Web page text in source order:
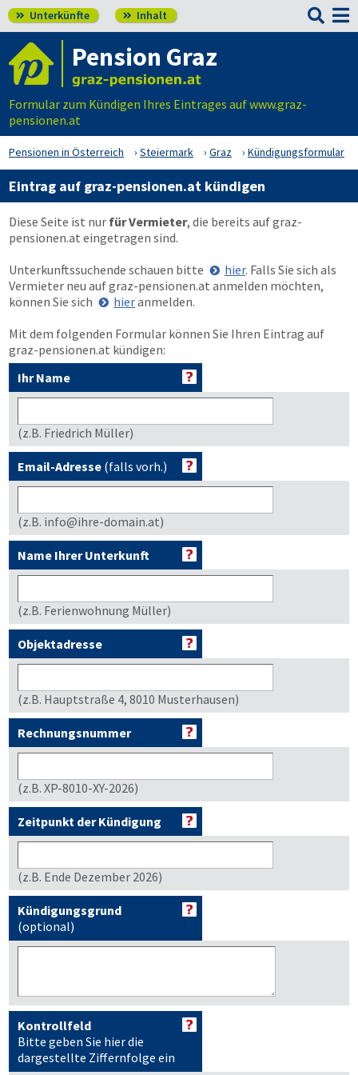
 Unterkünfte  Inhalt 
Pension Graz
Formular zum Kündigen Ihres Eintrages auf www.graz-
pensionen.at
Pensionen in Österreich Steiermark Graz Kündigungsformular
Eintrag auf graz-pensionen.at kündigen
Diese Seite ist nur für Vermieter, die bereits aufgraz-
pensionen.at eingetragen sind.
Unterkunftssuchende schauen bitte
hier. Falls Sie sich als
Vermieter neu aufgraz-pensionen.at anmelden möchten,
können Sie sich
hieranmelden.
Mit dem folgenden Formular können Sie Ihren Eintrag auf
graz-pensionen.at kündigen:
Ihr Name
(z.B. Friedrich Müller)
Email-Adresse (falls vorh.)
(z.B. info@ihre-domain.at)
Name Ihrer Unterkunft
(z.B. Ferienwohnung Müller)
Objektadresse
(z.B. Hauptstraße 4, 8010 Musterhausen)
Rechnungsnummer
(z.B. XP-8010-XY-2026)
Zeitpunkt der Kündigung
(z.B. Ende Dezember 2026)
Kündigungsgrund
(optional)
Kontrollfeld
Bitte geben Sie hier die
dargestellte Ziffernfolge ein